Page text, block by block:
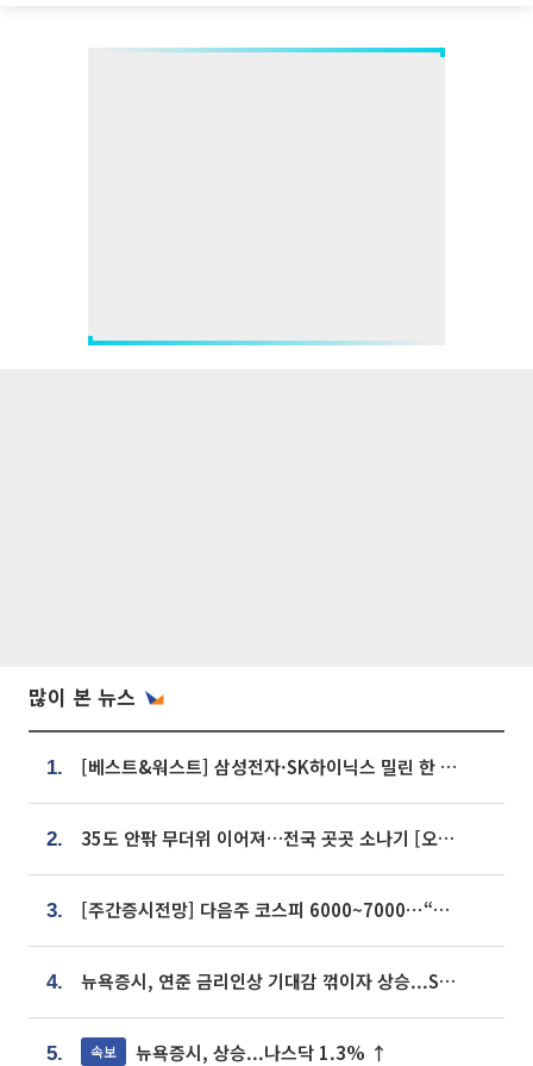
많이 본 뉴스
1. [베스트&워스트] 삼성전자·SK하이닉스 밀린 한 주…상상인증권은 85% 급등
2. 35도 안팎 무더위 이어져…전국 곳곳 소나기 [오늘 날씨]
3. [주간증시전망] 다음주 코스피 6000~7000⋯“外人 수급은 정책이 변수”
4. 뉴욕증시, 연준 금리인상 기대감 꺾이자 상승...S&P500 사상 최고치 [종합]
5. 속보 뉴욕증시, 상승...나스닥 1.3% ↑